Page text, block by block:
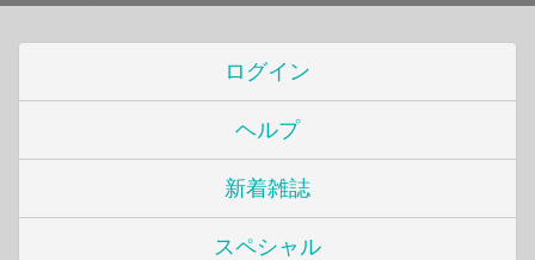
ログイン
ヘルプ
新着雑誌
スペシャル